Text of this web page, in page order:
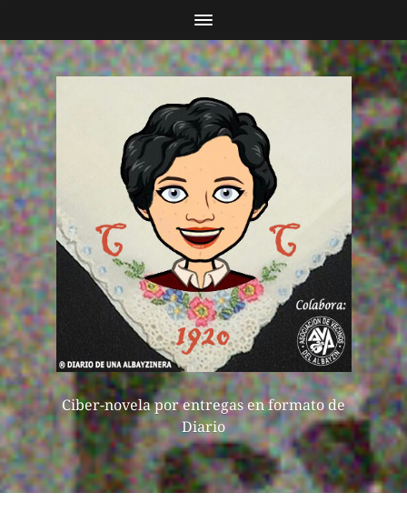
Ciber-novela por entregas en formato de
Diario